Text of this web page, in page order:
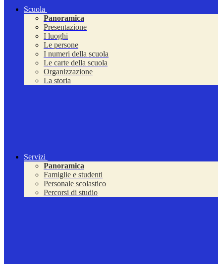
Scuola
Panoramica
Presentazione
I luoghi
Le persone
I numeri della scuola
Le carte della scuola
Organizzazione
La storia
Servizi
Panoramica
Famiglie e studenti
Personale scolastico
Percorsi di studio